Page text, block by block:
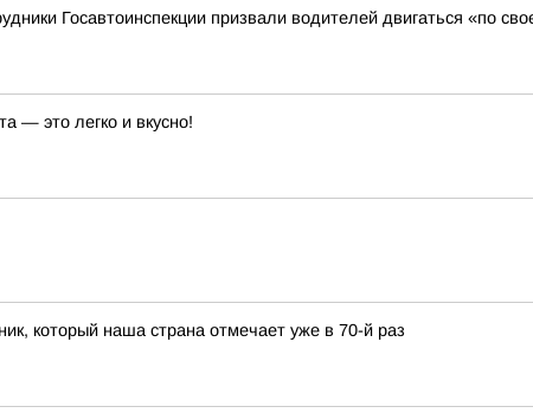
Госавтоинспекции призвали водителей двигаться «по
— это легко и вкусно!
который наша страна отмечает уже в 70-й раз